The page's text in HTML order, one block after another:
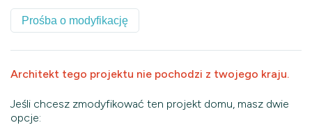
Prośba o modyfikację
Architekt tego projektu nie pochodzi z twojego kraju.
Jeśli chcesz zmodyfikować ten projekt domu, masz dwie
opcje: